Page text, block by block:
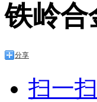
铁岭合
分享
扫一扫